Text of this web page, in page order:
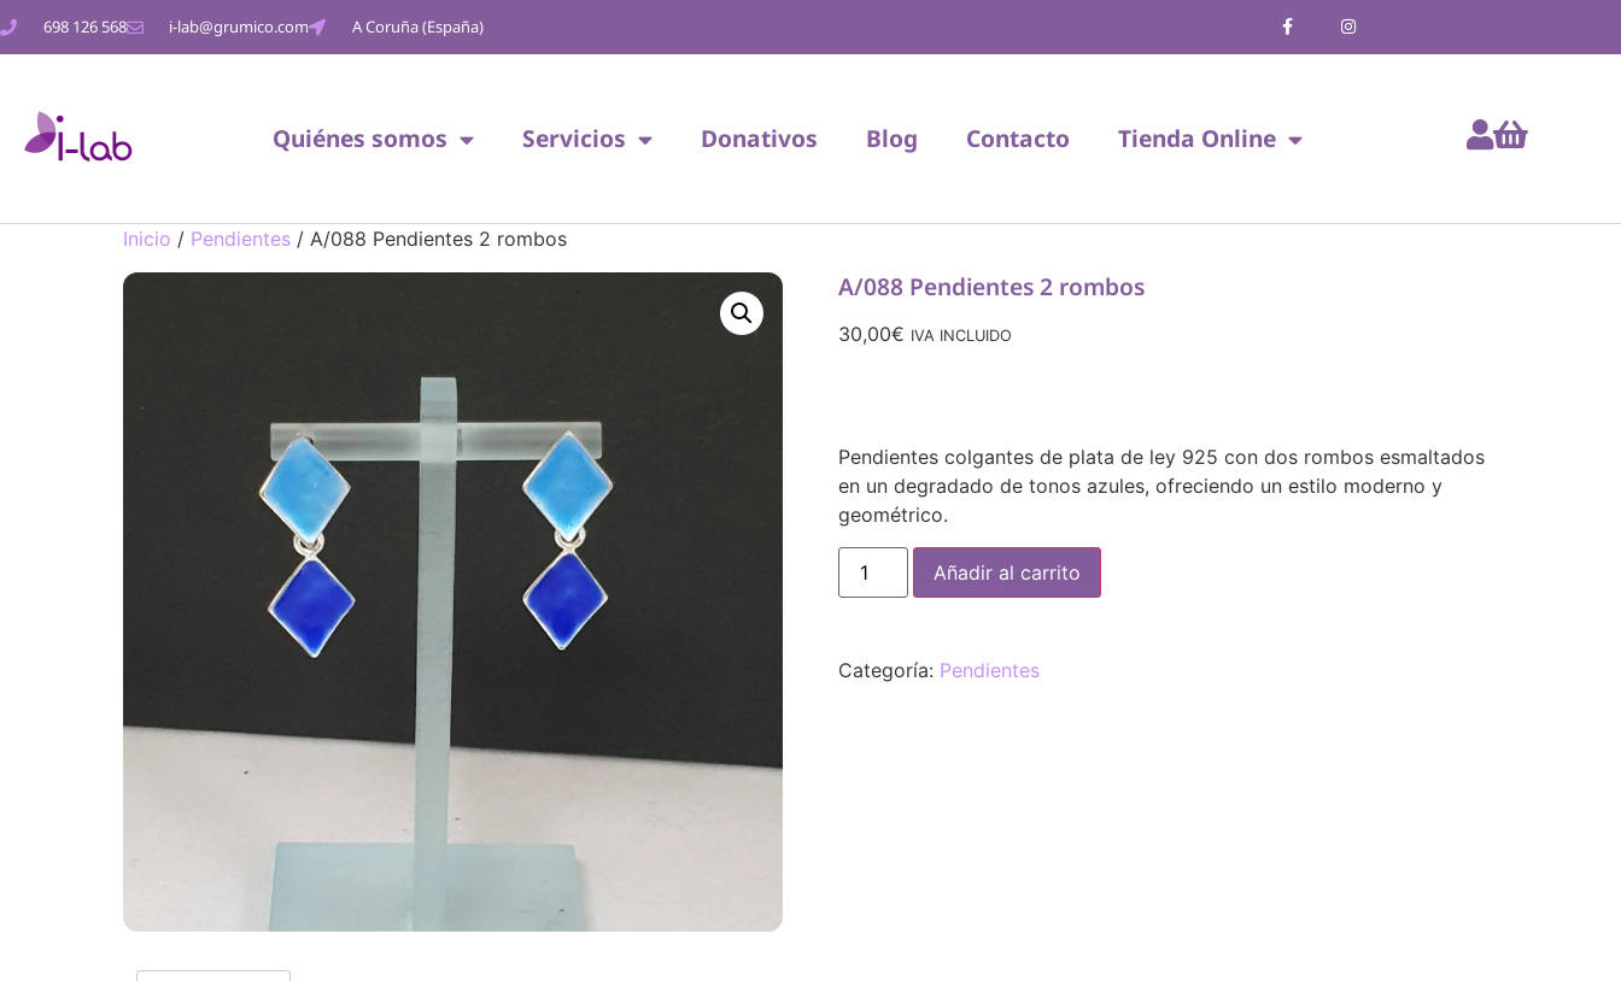
698 126 568 i-lab@grumico.com A Coruña (España)
Quiénes somos Servicios Donativos Blog Contacto Tienda Online
Inicio / Pendientes / A/088 Pendientes 2 rombos
A/088 Pendientes 2 rombos
30,00€ IVA INCLUIDO
Pendientes colgantes de plata de ley 925 con dos rombos esmaltados
en un degradado de tonos azules, ofreciendo un estilo moderno y
geométrico.
Añadir al carrito
Categoría: Pendientes